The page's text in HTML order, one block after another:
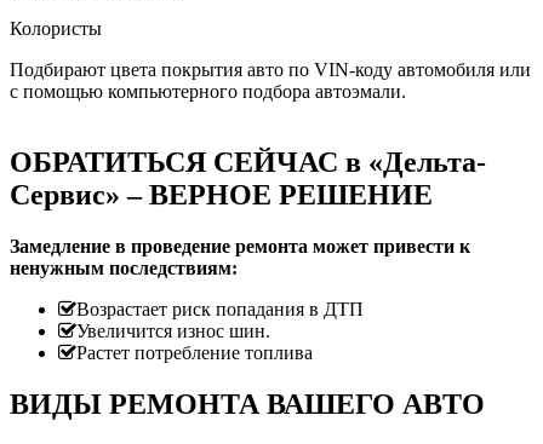
Колористы
Подбирают цвета покрытия авто по VIN-коду автомобиля или
с помощью компьютерного подбора автоэмали.
ОБРАТИТЬСЯ СЕЙЧАС в «Дельта-
Сервис» – ВЕРНОЕ РЕШЕНИЕ
Замедление в проведение ремонта может привести к
ненужным последствиям:
Возрастает риск попадания в ДТП
Увеличится износ шин.
Растет потребление топлива
ВИДЫ РЕМОНТА ВАШЕГО АВТО